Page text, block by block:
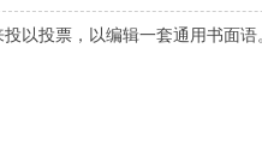
投以投票，以编辑一套通用书面